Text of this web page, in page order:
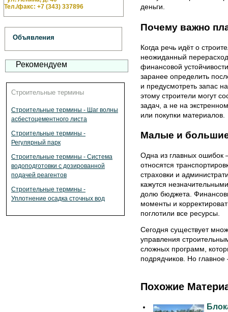
Тел./факс: +7 (343) 337896
Объявления
Рекомендуем
Строительные термины
Строительные термины - Шаг волны
асбестоцементного листа
Строительные термины -
Регулярный парк
Строительные термины - Система
водоподготовки с дозированной
подачей реагентов
Строительные термины -
Уплотнение осадка сточных вод
деньги.
Почему важно
Когда речь идёт о
неожиданный
финансовой
заранее определить
и предусмотреть запас
этому строители могут
задач, а не на
или покупки материалов.
Малые и
Одна из главных ошибок
относятся
страховки и
кажутся
долю бюджета.
моменты и
поглотили все ресурсы.
Сегодня существует
управления
сложных программ,
подрядчиков. Но
Похожие